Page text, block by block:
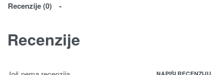
Recenzije (0)
Recenzije